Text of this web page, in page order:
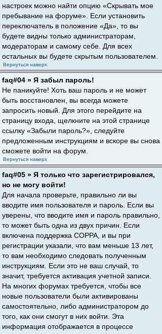
настроек можно найти опцию «Скрывать мое
пребывание на форуме». Если установить
переключатель в положение «Да», то вы
будете видны только администраторам,
модераторам и самому себе. Для всех
остальных вы будете скрытым пользователем.
Вернуться наверх
faq#04 » Я забыл пароль!
Не паникуйте! Хоть ваш пароль и не может
быть восстановлен, вы всегда можете
запросить новый. Для этого перейдите на
страницу входа, щелкните на этой странице
ссылку «Забыли пароль?», следуйте
предложенным инструкциям и вскоре вы снова
сможете войти на форум.
Вернуться наверх
faq#05 » Я только что зарегистрировался,
но не могу войти!
Для начала проверьте, правильно ли вы
вводите имя пользователя и пароль. Если вы
уверены, что вводите имя и пароль правильно,
то может быть одна из двух причин. Если
включена поддержка COPPA, и вы при
регистрации указали, что вам меньше 13 лет,
то вам необходимо следовать полученным
инструкциям. Если это не ваш случай, то
значит, требуется активация учетной записи.
На многих форумах требуется, чтобы все
новые пользователи были активированы
самостоятельно, либо администратором до
того, как они смогут в них войти. Эта
информация отображается в процессе